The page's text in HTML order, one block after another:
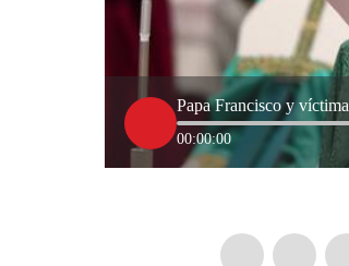
Papa Francisco y
00:00:00